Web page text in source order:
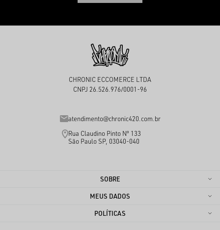
CHRONIC ECCOMERCE LTDA
CNPJ 26.526.976/0001-96
atendimento@chronic420.com.br
Rua Claudino Pinto Nº 133
São Paulo SP, 03040-040
SOBRE
MEUS DADOS
POLÍTICAS